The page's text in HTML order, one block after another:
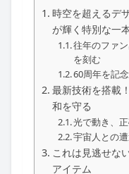
時空を超えるデ
が輝く特別な一
往年のファ
を刻む
60周年を記
最新技術を搭載
和を守る
光で動き、
宇宙人との
これは見逃せな
アイテム